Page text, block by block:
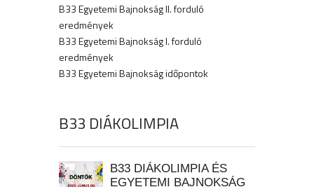
B33 Egyetemi Bajnokság II. forduló
eredmények
B33 Egyetemi Bajnokság I. forduló
eredmények
B33 Egyetemi Bajnokság időpontok
B33 DIÁKOLIMPIA
B33 DIÁKOLIMPIA ÉS
EGYETEMI BAJNOKSÁG